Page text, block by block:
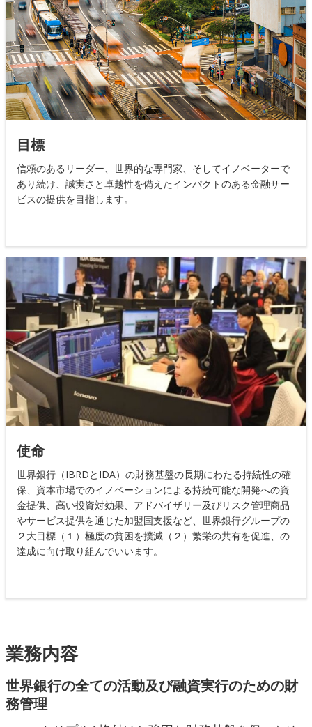
目標
信頼のあるリーダー、世界的な専門家、そしてイノベーターで
あり続け、誠実さと卓越性を備えたインパクトのある金融サー
ビスの提供を目指します。
使命
世界銀行（IBRDとIDA）の財務基盤の長期にわたる持続性の確
保、資本市場でのイノベーションによる持続可能な開発への資
金提供、高い投資対効果、アドバイザリー及びリスク管理商品
やサービス提供を通じた加盟国支援など、世界銀行グループの
２大目標（１）極度の貧困を撲滅（２）繁栄の共有を促進、の
達成に向け取り組んでいいます。
業務内容
世界銀行の全ての活動及び融資実行のための財
務管理